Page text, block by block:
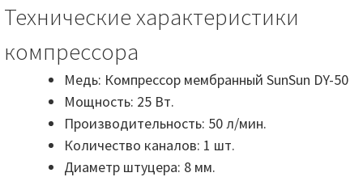
Технические характеристики
компрессора
Медь: Компрессор мембранный SunSun DY-50
Мощность: 25 Вт.
Производительность: 50 л/мин.
Количество каналов: 1 шт.
Диаметр штуцера: 8 мм.